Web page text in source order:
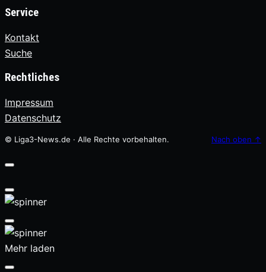
Service
Kontakt
Suche
Rechtliches
Impressum
Datenschutz
© Liga3-News.de · Alle Rechte vorbehalten. Nach oben ↑
Mehr laden